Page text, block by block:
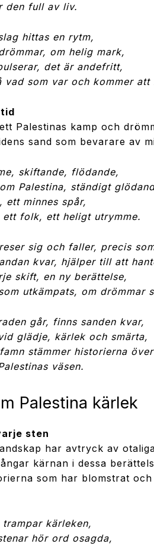
den full av liv.
hittas en rytm,
om helig mark,
det är andefritt,
vad som var och kommer att
Palestinas kamp och
sand som bevarare av
skiftande, flödande,
Palestina, ständigt
ett minnes spår,
ett folk, ett heligt utrymme.
sig och faller, precis
kvar, hjälper till att
skift, en ny berättelse,
utkämpats, om drömmar
går, finns sanden kvar,
glädje, kärlek och smärta,
stämmer historierna
väsen.
Palestina kärlek
sten
har avtryck av
kärnan i dessa
som har blomstrat
kärleken,
hör ord osagda,